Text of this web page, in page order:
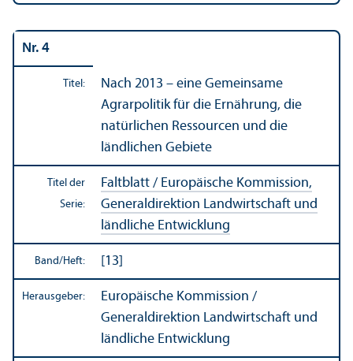
Nr. 4
Titel:
Nach 2013 – eine Gemeinsame
Agrarpolitik für die Ernährung, die
natürlichen Ressourcen und die
ländlichen Gebiete
Titel der
Serie:
Faltblatt / Europäische Kommission,
Generaldirektion Landwirtschaft und
ländliche Entwicklung
Band/Heft: [13]
Herausgeber:
Europäische Kommission /
Generaldirektion Landwirtschaft und
ländliche Entwicklung